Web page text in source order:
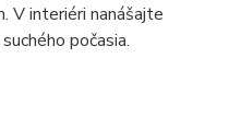
V interiéri nanášajte
počasia.